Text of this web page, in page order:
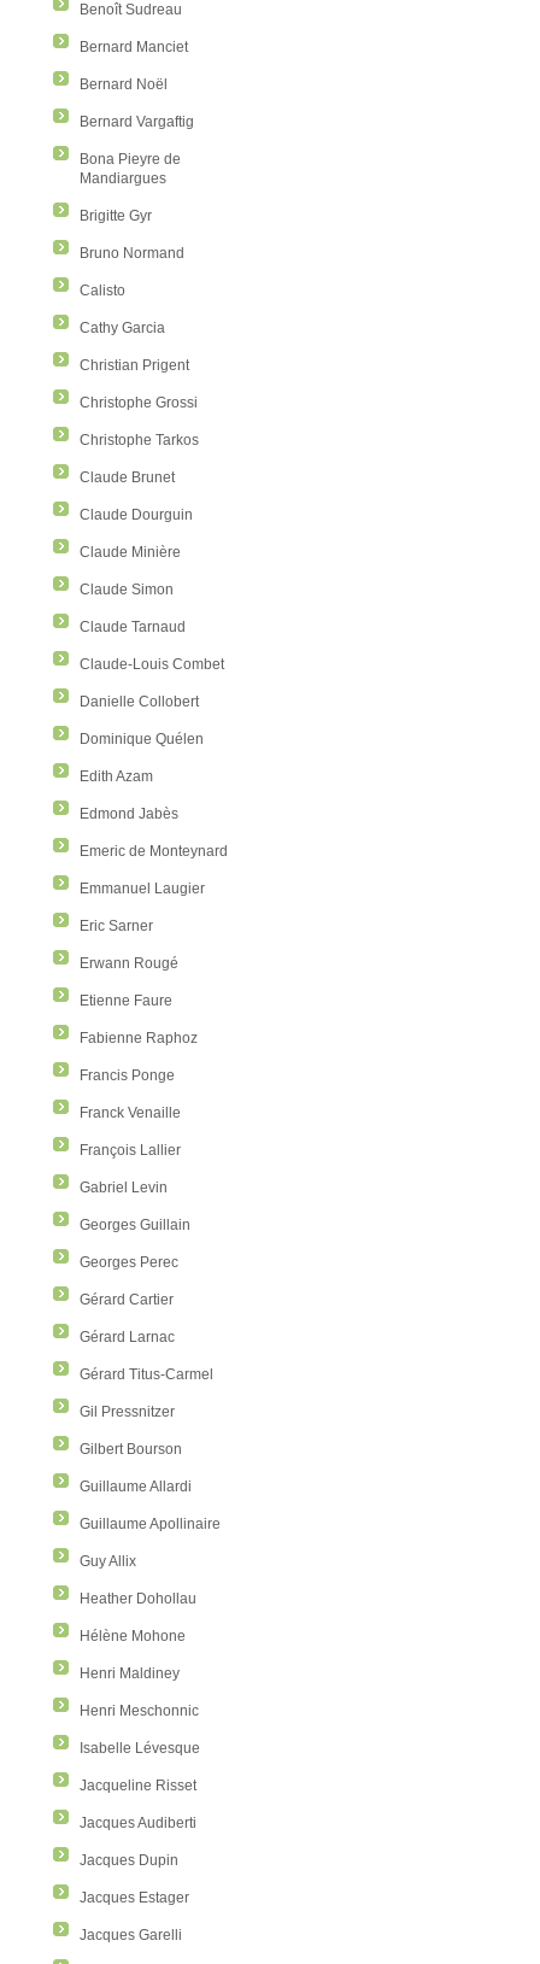
Benoît Sudreau
Bernard Manciet
Bernard Noël
Bernard Vargaftig
Bona Pieyre de
Mandiargues
Brigitte Gyr
Bruno Normand
Calisto
Cathy Garcia
Christian Prigent
Christophe Grossi
Christophe Tarkos
Claude Brunet
Claude Dourguin
Claude Minière
Claude Simon
Claude Tarnaud
Claude-Louis Combet
Danielle Collobert
Dominique Quélen
Edith Azam
Edmond Jabès
Emeric de Monteynard
Emmanuel Laugier
Eric Sarner
Erwann Rougé
Etienne Faure
Fabienne Raphoz
Francis Ponge
Franck Venaille
François Lallier
Gabriel Levin
Georges Guillain
Georges Perec
Gérard Cartier
Gérard Larnac
Gérard Titus-Carmel
Gil Pressnitzer
Gilbert Bourson
Guillaume Allardi
Guillaume Apollinaire
Guy Allix
Heather Dohollau
Hélène Mohone
Henri Maldiney
Henri Meschonnic
Isabelle Lévesque
Jacqueline Risset
Jacques Audiberti
Jacques Dupin
Jacques Estager
Jacques Garelli